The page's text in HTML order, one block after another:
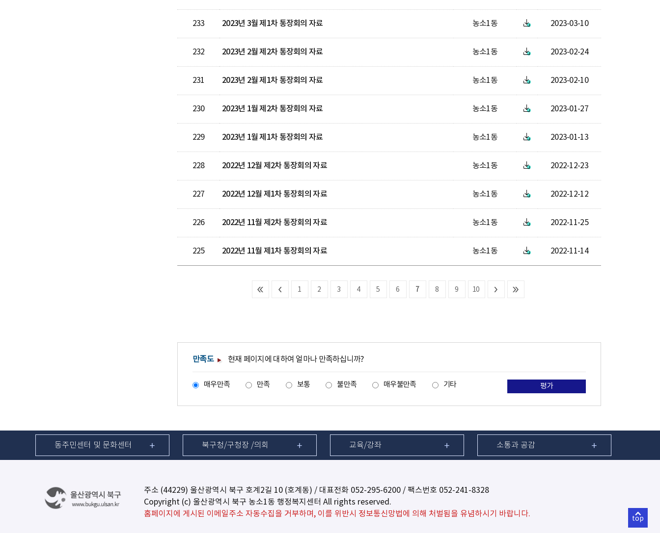
top
233 2023년 3월 제1차 통장회의 자료 농소1동 2023-03-10
232 2023년 2월 제2차 통장회의 자료 농소1동 2023-02-24
231 2023년 2월 제1차 통장회의 자료 농소1동 2023-02-10
230 2023년 1월 제2차 통장회의 자료 농소1동 2023-01-27
229 2023년 1월 제1차 통장회의 자료 농소1동 2023-01-13
228 2022년 12월 제2차 통장회의 자료 농소1동 2022-12-23
227 2022년 12월 제1차 통장회의 자료 농소1동 2022-12-12
226 2022년 11월 제2차 통장회의 자료 농소1동 2022-11-25
225 2022년 11월 제1차 통장회의 자료 농소1동 2022-11-14
1 2 3 4 5 6 7 8 9 10
만족도 현재 페이지에 대하여 얼마나 만족하십니까?
매우만족 만족 보통 불만족 매우불만족 기타 평가
동주민센터 및 문화센터 북구청/구청장 /의회 교육/강좌 소통과 공감
주소 (44229) 울산광역시 북구 호계2길 10 (호계동) / 대표전화 052-295-6200 / 팩스번호 052-241-8328
Copyright (c) 울산광역시 북구 농소1동 행정복지센터 All rights reserved.
홈페이지에 게시된 이메일주소 자동수집을 거부하며, 이를 위반시 정보통신망법에 의해 처벌됨을 유념하시기 바랍니다.